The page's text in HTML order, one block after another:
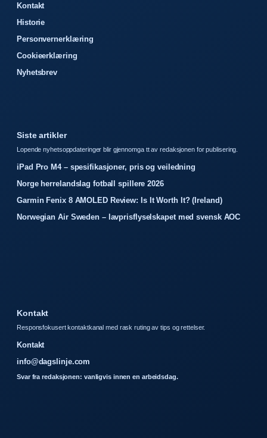
Kontakt
Historie
Personvernerklæring
Cookieerklæring
Nyhetsbrev
Siste artikler
Lopende nyhetsoppdateringer blir gjennomga tt av redaksjonen for publisering.
iPad Pro M4 – spesifikasjoner, pris og veiledning
Norge herrelandslag fotball spillere 2026
Garmin Fenix 8 AMOLED Review: Is It Worth It? (Ireland)
Norwegian Air Sweden – lavprisflyselskapet med svensk AOC
Kontakt
Responsfokusert kontaktkanal med rask ruting av tips og rettelser.
Kontakt
info@dagslinje.com
Svar fra redaksjonen: vanligvis innen en arbeidsdag.